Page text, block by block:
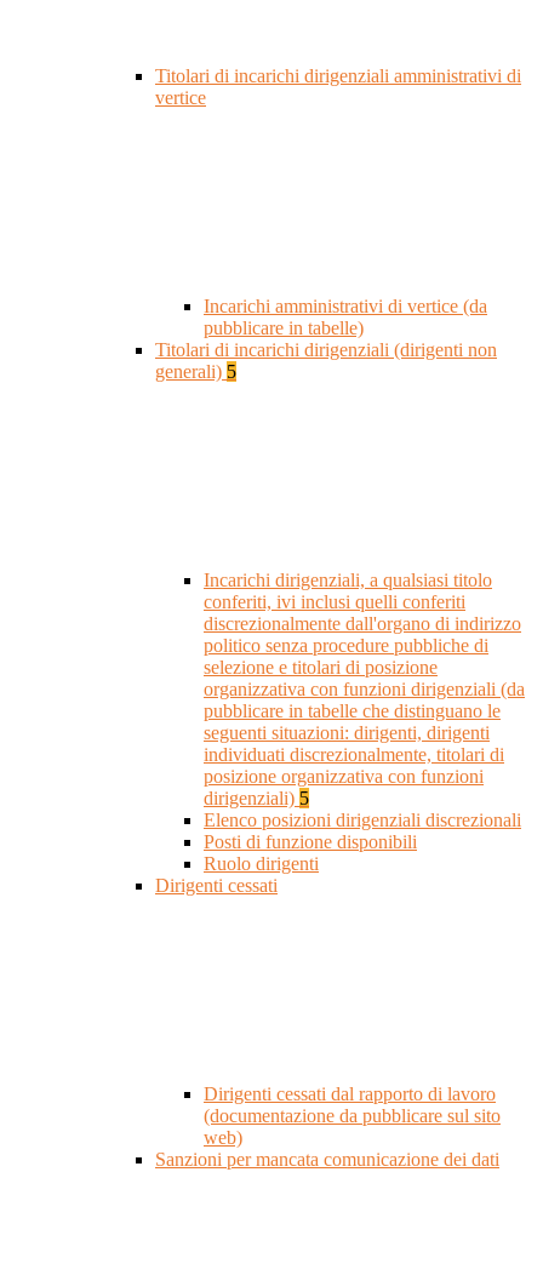
Titolari di incarichi dirigenziali amministrativi di
vertice
Incarichi amministrativi di vertice (da
pubblicare in tabelle)
Titolari di incarichi dirigenziali (dirigenti non
generali) 5
Incarichi dirigenziali, a qualsiasi titolo
conferiti, ivi inclusi quelli conferiti
discrezionalmente dall'organo di indirizzo
politico senza procedure pubbliche di
selezione e titolari di posizione
organizzativa con funzioni dirigenziali (da
pubblicare in tabelle che distinguano le
seguenti situazioni: dirigenti, dirigenti
individuati discrezionalmente, titolari di
posizione organizzativa con funzioni
dirigenziali) 5
Elenco posizioni dirigenziali discrezionali
Posti di funzione disponibili
Ruolo dirigenti
Dirigenti cessati
Dirigenti cessati dal rapporto di lavoro
(documentazione da pubblicare sul sito
web)
Sanzioni per mancata comunicazione dei dati